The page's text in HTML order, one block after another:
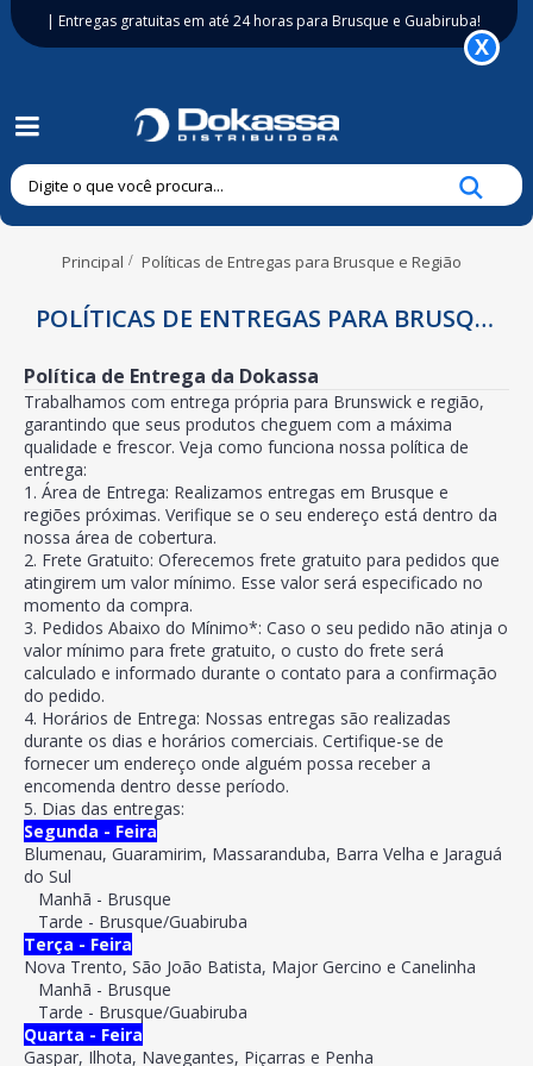
| Entregas gratuitas em até 24 horas para Brusque e Guabiruba!
Principal Políticas de Entregas para Brusque e Região
POLÍTICAS DE ENTREGAS PARA BRUSQUE E REGIÃO
Política de Entrega da Dokassa
Trabalhamos com entrega própria para Brunswick e região,
garantindo que seus produtos cheguem com a máxima
qualidade e frescor. Veja como funciona nossa política de
entrega:
1. Área de Entrega: Realizamos entregas em Brusque e
regiões próximas. Verifique se o seu endereço está dentro da
nossa área de cobertura.
2. Frete Gratuito: Oferecemos frete gratuito para pedidos que
atingirem um valor mínimo. Esse valor será especificado no
momento da compra.
3. Pedidos Abaixo do Mínimo*: Caso o seu pedido não atinja o
valor mínimo para frete gratuito, o custo do frete será
calculado e informado durante o contato para a confirmação
do pedido.
4. Horários de Entrega: Nossas entregas são realizadas
durante os dias e horários comerciais. Certifique-se de
fornecer um endereço onde alguém possa receber a
encomenda dentro desse período.
5. Dias das entregas:
Segunda - Feira
Blumenau, Guaramirim, Massaranduba, Barra Velha e Jaraguá
do Sul
Manhã - Brusque
Tarde - Brusque/Guabiruba
Terça - Feira
Nova Trento, São João Batista, Major Gercino e Canelinha
Manhã - Brusque
Tarde - Brusque/Guabiruba
Quarta - Feira
Gaspar, Ilhota, Navegantes, Piçarras e Penha